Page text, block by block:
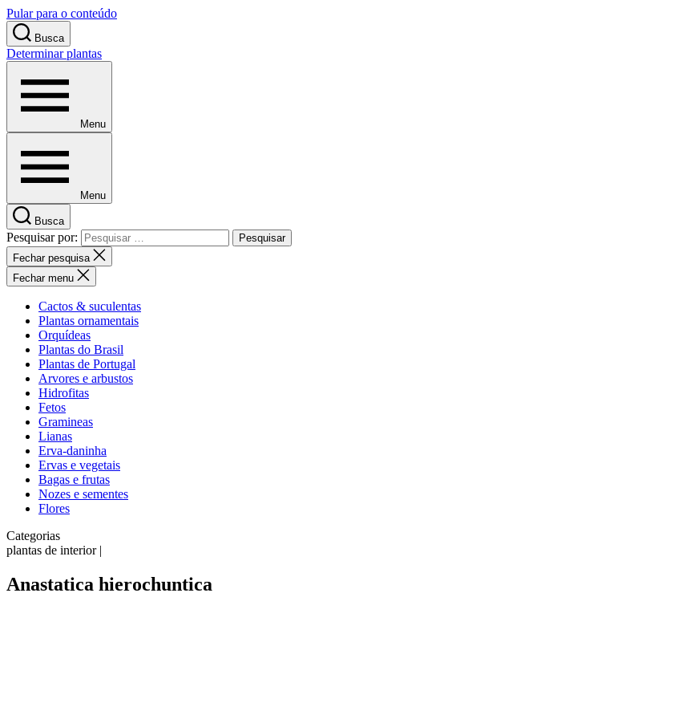
Pular para o conteúdo
Busca
Determinar plantas
Menu
Menu
Busca
Pesquisar por:
Fechar pesquisa
Fechar menu
Cactos & suculentas
Plantas ornamentais
Orquídeas
Plantas do Brasil
Plantas de Portugal
Arvores e arbustos
Hidrofitas
Fetos
Gramineas
Lianas
Erva-daninha
Ervas e vegetais
Bagas e frutas
Nozes e sementes
Flores
Categorias
plantas de interior |
Anastatica hierochuntica